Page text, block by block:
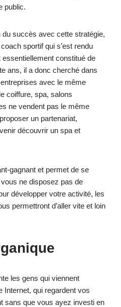
public.
succès avec cette stratégie,
coach sportif qui s’est rendu
constitué de
ans, il a donc cherché dans
avec le même
coiffure, spa, salons
ne vendent pas le même
un partenariat,
découvrir un spa et
gagnant et permet de se
ne disposez pas de
développer votre activité, les
permettront d’aller vite et loin
les gens qui viennent
Internet, qui regardent vos
sans que vous ayez investi en